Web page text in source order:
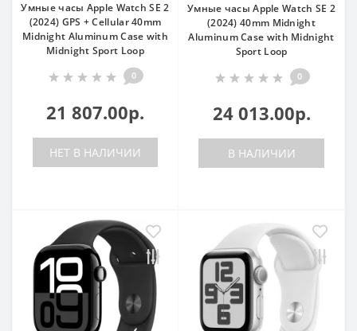
Умные часы Apple Watch SE 2
(2024) GPS + Cellular 40mm
Midnight Aluminum Case with
Midnight Sport Loop
0
21 807.00р.
НЕТ В НАЛИЧИИ
Умные часы Apple Watch SE 2
(2024) 40mm Midnight
Aluminum Case with Midnight
Sport Loop
0
24 013.00р.
В НАЛИЧИИ